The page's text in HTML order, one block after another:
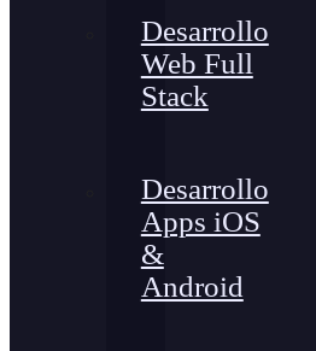
Desarrollo
Web Full
Stack
Desarrollo
Apps iOS
&
Android